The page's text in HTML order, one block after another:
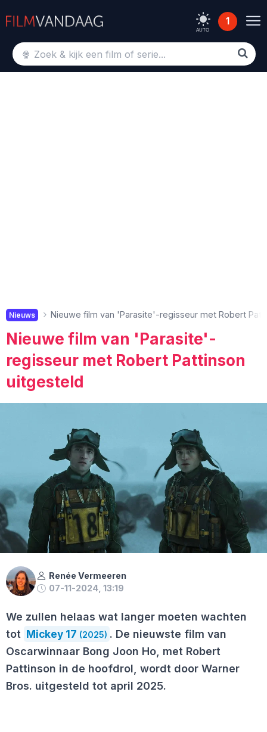
AUTO
1
Nieuws Nieuwe film van 'Parasite'-regisseur met Robert
Nieuwe film van 'Parasite'-
regisseur met Robert Pattinson
uitgesteld
Renée Vermeeren
07-11-2024, 13:19
We zullen helaas wat langer moeten wachten
tot Mickey 17 (2025) . De nieuwste film van
Oscarwinnaar Bong Joon Ho, met Robert
Pattinson in de hoofdrol, wordt door Warner
Bros. uitgesteld tot april 2025.